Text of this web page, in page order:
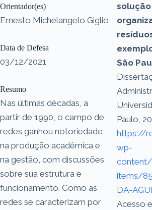
Orientador(es)
Ernesto Michelangelo Giglio
Data de Defesa
03/12/2021
Resumo
Nas últimas décadas, a
partir de 1990, o campo de
redes ganhou notoriedade
na produção acadêmica e
na gestão, com discussões
sobre sua estrutura e
funcionamento. Como as
redes se caracterizam por
São
Paulo,
https://
wp-
content/
items/
DA-
Acesso